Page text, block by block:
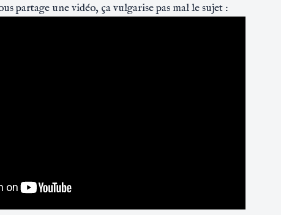
partage une vidéo, ça vulgarise pas mal le sujet :